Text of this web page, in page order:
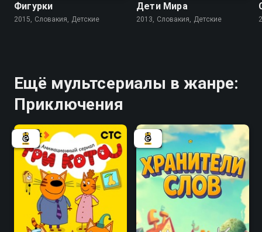
Фигурки
2015, Словакия, Детские
Дети Мира
2013, Словакия, Детские
Ещё мультсериалы в жанре:
Приключения